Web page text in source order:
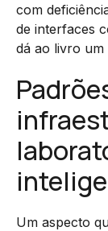
com
de interfaces
dá ao livro um
Um aspecto